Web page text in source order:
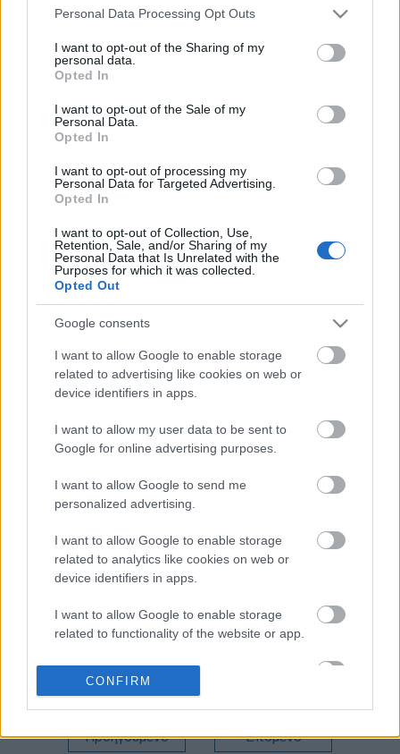
Please note that this website/app uses one or more Google
not limited to your visit or usage behaviour. You may click to
grant or deny consent to Google and its third-party tags to
use your data for below specified purposes in below Google
consent section.
Personal Data Processing Opt Outs
I want to opt-out of the Sharing of my
personal data.
Opted In
I want to opt-out of the Sale of my
Personal Data.
Opted In
I want to opt-out of processing my
Personal Data for Targeted Advertising.
Opted In
I want to opt-out of Collection, Use,
Retention, Sale, and/or Sharing of my
Personal Data that Is Unrelated with the
Purposes for which it was collected.
Opted Out
Google consents
I want to allow Google to enable storage
related to advertising like cookies on web or
device identifiers in apps.
I want to allow my user data to be sent to
Google for online advertising purposes.
I want to allow Google to send me
personalized advertising.
I want to allow Google to enable storage
related to analytics like cookies on web or
device identifiers in apps.
I want to allow Google to enable storage
related to functionality of the website or app.
I want to allow Google to enable storage
related to personalization.
related to security, including authentication
CONFIRM
Ελλάδας και την
επενδύσεων 13 δισ.
καθυστέρηση 64
λεπτών αναχώρησε η
προβλήματος
Τέμπη: Πρώτη
απόφαση για
αποζημίωση από το
Δημόσιο - 400.000
θύματος
Στον «αέρα» 4.000
θέσεις εργασίας στους
Τέμπη και υποκλοπές
της Καρυστιανού
πυροδοτεί
αντιδράσεις συγγενών
Κυρανάκης: Κάποιοι
ήθελαν νέα Τέμπη με
νεκρούς 2 μέρες πριν
Προηγούμενο Επόμενο